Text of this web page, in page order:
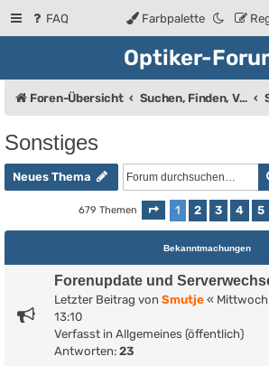
FAQ Farbpalette
Optiker-
Foren-Übersicht Suchen, Finden, Verkaufsanzeigen
Sonstiges
Neues Thema
679 Themen Seite 1von 14
1 2 3 4 5
Bekanntmachungen
Forenupdate und
Letzter Beitrag von Smutje « Mittwoch
13:10
Verfasst in Allgemeines (öffentlich)
Antworten: 23